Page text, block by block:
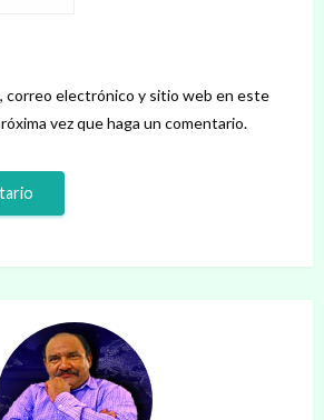
correo electrónico y sitio web en este
vez que haga un comentario.